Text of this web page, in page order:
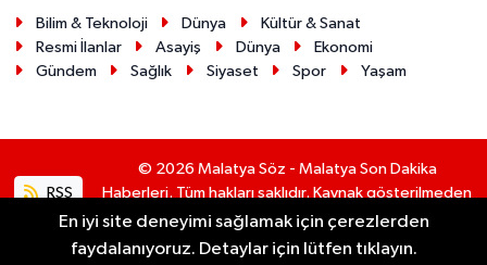
Bilim & Teknoloji Dünya
Kültür & Sanat
Resmi İlanlar
Asayiş Dünya
Ekonomi
Gündem
Sağlık Siyaset Spor Yaşam
RSS
© 2026 Malatya Söz - Malatya Son Dakika
Haberleri. Tüm hakları saklıdır. Kaynak gösterilmeden
alıntı yapılamaz.
En iyi site deneyimi sağlamak için çerezlerden
faydalanıyoruz. Detaylar için lütfen tıklayın.